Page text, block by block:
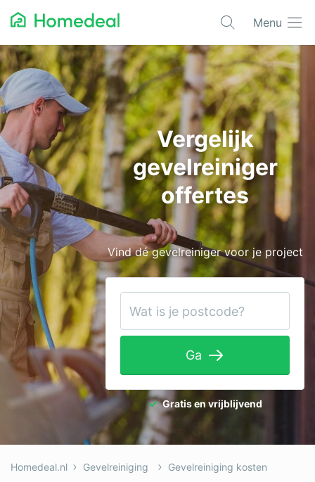
Menu
Populaire projecten
Asbest verwijderen
Dakbedekking
Dakkapel
Glas
Isolatie
Kozijnen
Laadpalen
Schilderwerk
Tuinaanleg
Ventilatie
Warmtepomp
Zonnepanelen
Overige projecten
Vergelijk
gevelreiniger
offertes
Vind dé gevelreiniger voor je project
Ga
Gratis en vrijblijvend
Homedeal.nl Gevelreiniging Gevelreiniging kosten